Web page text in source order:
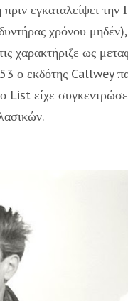
εγκαταλείψει την
χρόνου μηδέν),
χαρακτήριζε ως
ο εκδότης Callwey
είχε